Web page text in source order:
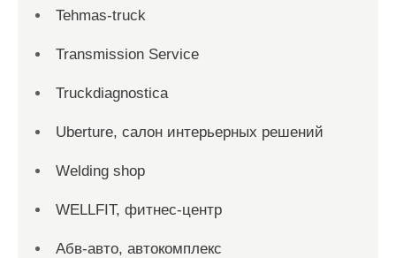
Tehmas-truck
Transmission Service
Truckdiagnostica
Uberture, салон интерьерных решений
Welding shop
WELLFIT, фитнес-центр
Абв-авто, автокомплекс